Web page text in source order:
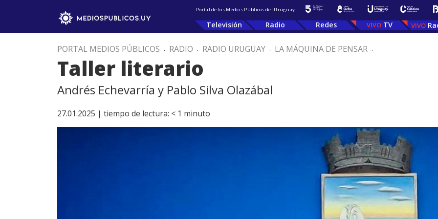
Portal de los Medios Públicos del Uruguay
Televisión Radio Redes TV
PORTAL MEDIOS PÚBLICOS . RADIO . RADIO URUGUAY . LA MÁQUINA DE PENSAR .
Taller literario
Andrés Echevarría y Pablo Silva Olazábal
27.01.2025 | tiempo de lectura: < 1 minuto